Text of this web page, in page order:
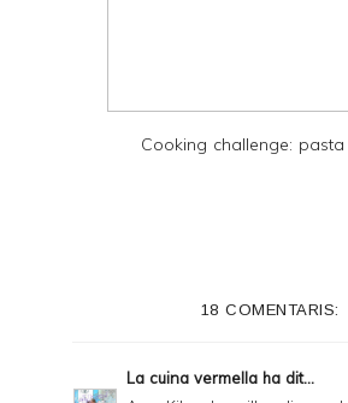
Cooking challenge:
18 COMENTARIS:
La cuina vermella ha dit...